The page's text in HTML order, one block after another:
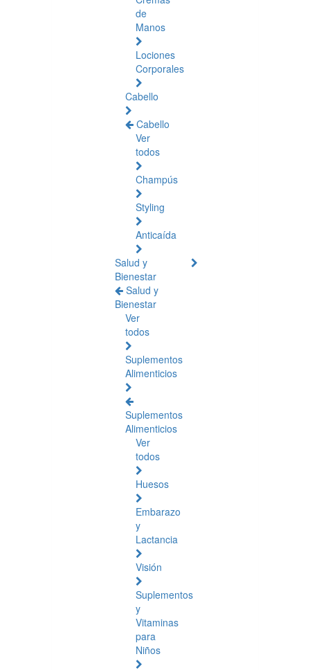
de
Manos
Lociones
Corporales
Cabello
Cabello
Ver
todos
Champús
Styling
Anticaída
Salud y
Bienestar
Salud y
Bienestar
Ver
todos
Suplementos
Alimenticios
Suplementos
Alimenticios
Ver
todos
Huesos
Embarazo
y
Lactancia
Visión
Suplementos
y
Vitaminas
para
Niños